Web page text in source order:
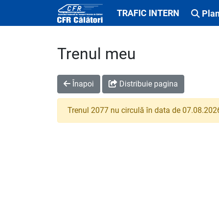
TRAFIC INTERN
Trenul meu
Înapoi Distribuie pagina
Trenul 2077 nu circulă în data de